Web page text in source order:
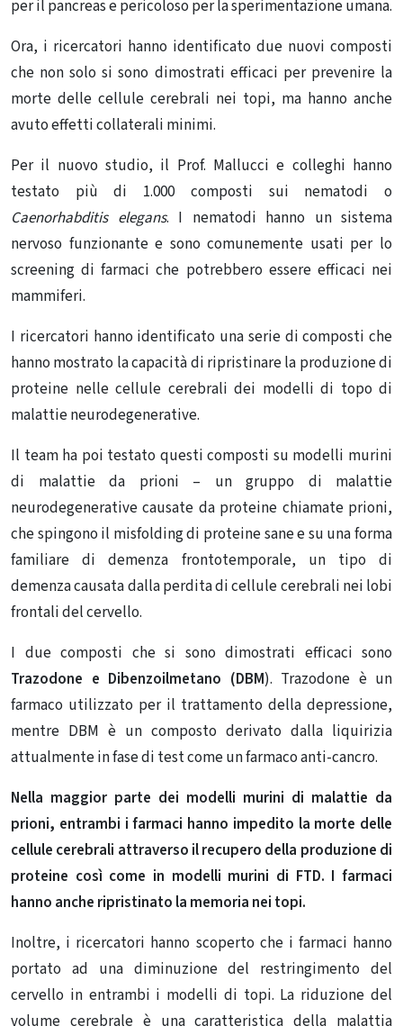
per il pancreas e pericoloso per la sperimentazione umana.
Ora, i ricercatori hanno identificato due nuovi composti
che non solo si sono dimostrati efficaci per prevenire la
morte delle cellule cerebrali nei topi, ma hanno anche
avuto effetti collaterali minimi.
Per il nuovo studio, il Prof. Mallucci e colleghi hanno
testato più di 1.000 composti sui nematodi o
Caenorhabditis elegans. I nematodi hanno un sistema
nervoso funzionante e sono comunemente usati per lo
screening di farmaci che potrebbero essere efficaci nei
mammiferi.
I ricercatori hanno identificato una serie di composti che
hanno mostrato la capacità di ripristinare la produzione di
proteine nelle cellule cerebrali dei modelli di topo di
malattie neurodegenerative.
Il team ha poi testato questi composti su modelli murini
di malattie da prioni – un gruppo di malattie
neurodegenerative causate da proteine chiamate prioni,
che spingono il misfolding di proteine sane e su una forma
familiare di demenza frontotemporale, un tipo di
demenza causata dalla perdita di cellule cerebrali nei lobi
frontali del cervello.
I due composti che si sono dimostrati efficaci sono
Trazodone e Dibenzoilmetano (DBM). Trazodone è un
farmaco utilizzato per il trattamento della depressione,
mentre DBM è un composto derivato dalla liquirizia
attualmente in fase di test come un farmaco anti-cancro.
Nella maggior parte dei modelli murini di malattie da
prioni, entrambi i farmaci hanno impedito la morte delle
cellule cerebrali attraverso il recupero della produzione di
proteine così come in modelli murini di FTD. I farmaci
hanno anche ripristinato la memoria nei topi.
Inoltre, i ricercatori hanno scoperto che i farmaci hanno
portato ad una diminuzione del restringimento del
cervello in entrambi i modelli di topi. La riduzione del
volume cerebrale è una caratteristica della malattia